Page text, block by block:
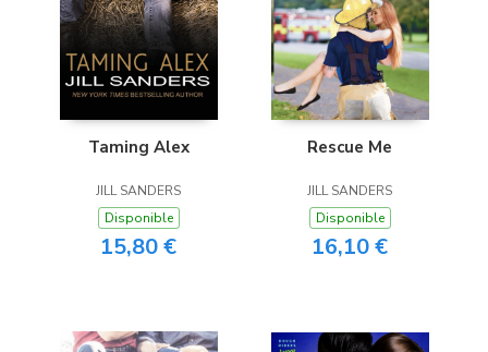
Taming Alex
JILL SANDERS
Disponible
15,80 €
Rescue Me
JILL SANDERS
Disponible
16,10 €